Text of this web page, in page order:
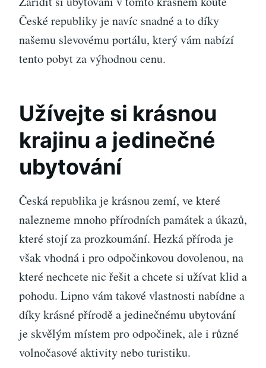
České republiky je navíc snadné a to díky
našemu slevovému portálu, který vám nabízí
tento pobyt za výhodnou cenu.
Užívejte si krásnou
krajinu a jedinečné
ubytování
Česká republika je krásnou zemí, ve které
nalezneme mnoho přírodních památek a úkazů,
které stojí za prozkoumání. Hezká příroda je
však vhodná i pro odpočinkovou dovolenou, na
které nechcete nic řešit a chcete si užívat klid a
pohodu. Lipno vám takové vlastnosti nabídne a
díky krásné přírodě a jedinečnému ubytování
je skvělým místem pro odpočinek, ale i různé
volnočasové aktivity nebo turistiku.